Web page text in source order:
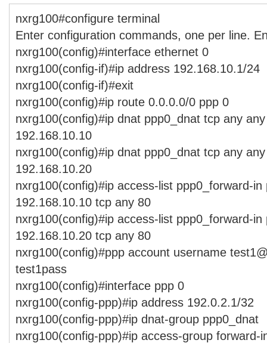
nxrg100#configure terminal
Enter configuration commands, one per line.
nxrg100(config)#interface ethernet 0
nxrg100(config-if)#ip address 192.168.10.1/24
nxrg100(config-if)#exit
nxrg100(config)#ip route 0.0.0.0/0 ppp 0
nxrg100(config)#ip dnat ppp0_dnat tcp any
192.168.10.10
nxrg100(config)#ip dnat ppp0_dnat tcp any
192.168.10.20
nxrg100(config)#ip access-list ppp0_forward-in
192.168.10.10 tcp any 80
nxrg100(config)#ip access-list ppp0_forward-in
192.168.10.20 tcp any 80
nxrg100(config)#ppp account username
test1pass
nxrg100(config)#interface ppp 0
nxrg100(config-ppp)#ip address 192.0.2.1/32
nxrg100(config-ppp)#ip dnat-group ppp0_dnat
nxrg100(config-ppp)#ip access-group forward-